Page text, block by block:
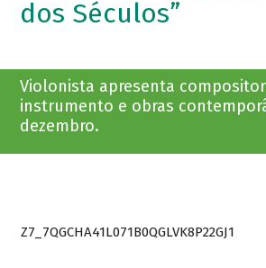
dos Séculos”
Violonista apresenta
instrumento e obras
dezembro.
Z7_7QGCHA41L071B0QGLVK8P22GJ1